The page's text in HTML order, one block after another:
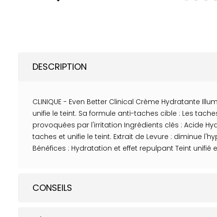
DESCRIPTION
CLINIQUE - Even Better Clinical Crème Hydratante
unifie le teint. Sa formule anti-taches cible : Les
provoquées par l'irritation Ingrédients clés : Acide
taches et unifie le teint. Extrait de Levure : diminue
Bénéfices : Hydratation et effet repulpant Teint
CONSEILS